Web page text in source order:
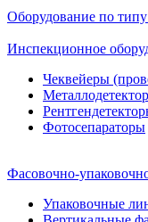
Оборудование по
Инспекционное
Чеквейеры
Фотосепараторы
Фасовочно-
Упаковочные